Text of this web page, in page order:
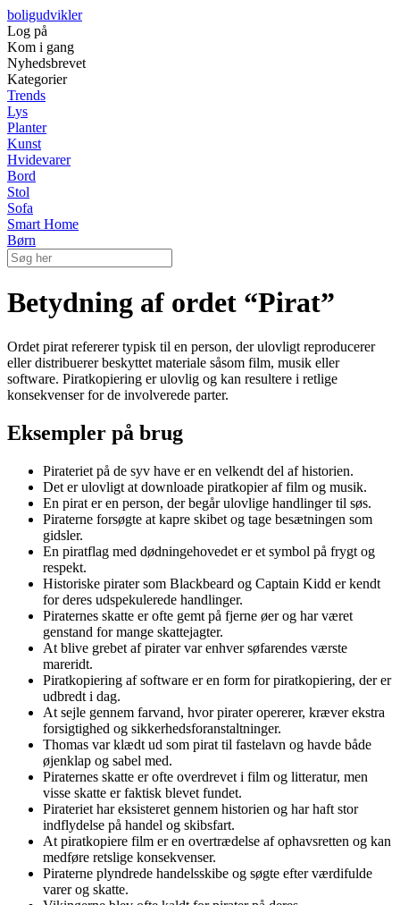
boligudvikler
Log på
Kom i gang
Nyhedsbrevet
Kategorier
Trends
Lys
Planter
Kunst
Hvidevarer
Bord
Stol
Sofa
Smart Home
Børn
Betydning af ordet “Pirat”
Ordet pirat refererer typisk til en person, der ulovligt reproducerer
eller distribuerer beskyttet materiale såsom film, musik eller
software. Piratkopiering er ulovlig og kan resultere i retlige
konsekvenser for de involverede parter.
Eksempler på brug
Pirateriet på de syv have er en velkendt del af historien.
Det er ulovligt at downloade piratkopier af film og musik.
En pirat er en person, der begår ulovlige handlinger til søs.
Piraterne forsøgte at kapre skibet og tage besætningen som
gidsler.
En piratflag med dødningehovedet er et symbol på frygt og
respekt.
Historiske pirater som Blackbeard og Captain Kidd er kendt
for deres udspekulerede handlinger.
Piraternes skatte er ofte gemt på fjerne øer og har været
genstand for mange skattejagter.
At blive grebet af pirater var enhver søfarendes værste
mareridt.
Piratkopiering af software er en form for piratkopiering, der er
udbredt i dag.
At sejle gennem farvand, hvor pirater opererer, kræver ekstra
forsigtighed og sikkerhedsforanstaltninger.
Thomas var klædt ud som pirat til fastelavn og havde både
øjenklap og sabel med.
Piraternes skatte er ofte overdrevet i film og litteratur, men
visse skatte er faktisk blevet fundet.
Pirateriet har eksisteret gennem historien og har haft stor
indflydelse på handel og skibsfart.
At piratkopiere film er en overtrædelse af ophavsretten og kan
medføre retslige konsekvenser.
Piraterne plyndrede handelsskibe og søgte efter værdifulde
varer og skatte.